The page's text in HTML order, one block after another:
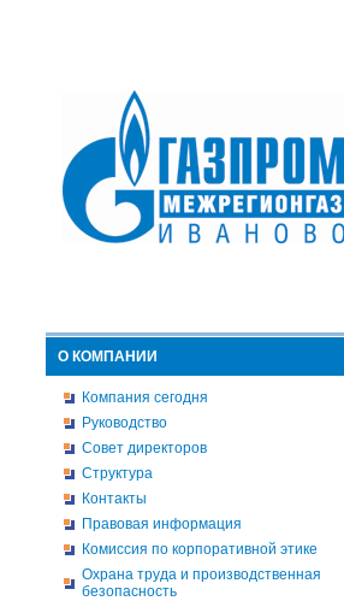
О КОМПАНИИ
Компания сегодня
Руководство
Совет директоров
Структура
Контакты
Правовая информация
Комиссия по корпоративной этике
Охрана труда и производственная
безопасность